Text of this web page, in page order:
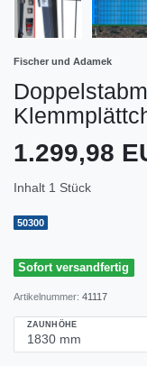
Fischer und Adamek
1.299,98
Inhalt 1 Stück
50300
Sofort versandfertig
Artikelnummer: 41117
ZAUNHÖHE